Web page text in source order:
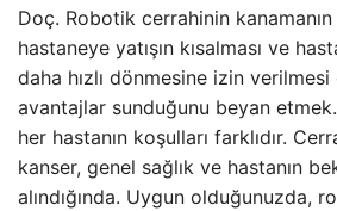
Doç. Robotik cerrahinin kanamanın
hastaneye yatışın kısalması ve
daha hızlı dönmesine izin
avantajlar sunduğunu beyan
her hastanın koşulları farklıdır.
kanser, genel sağlık ve hastanın
alındığında. Uygun olduğunuzda,